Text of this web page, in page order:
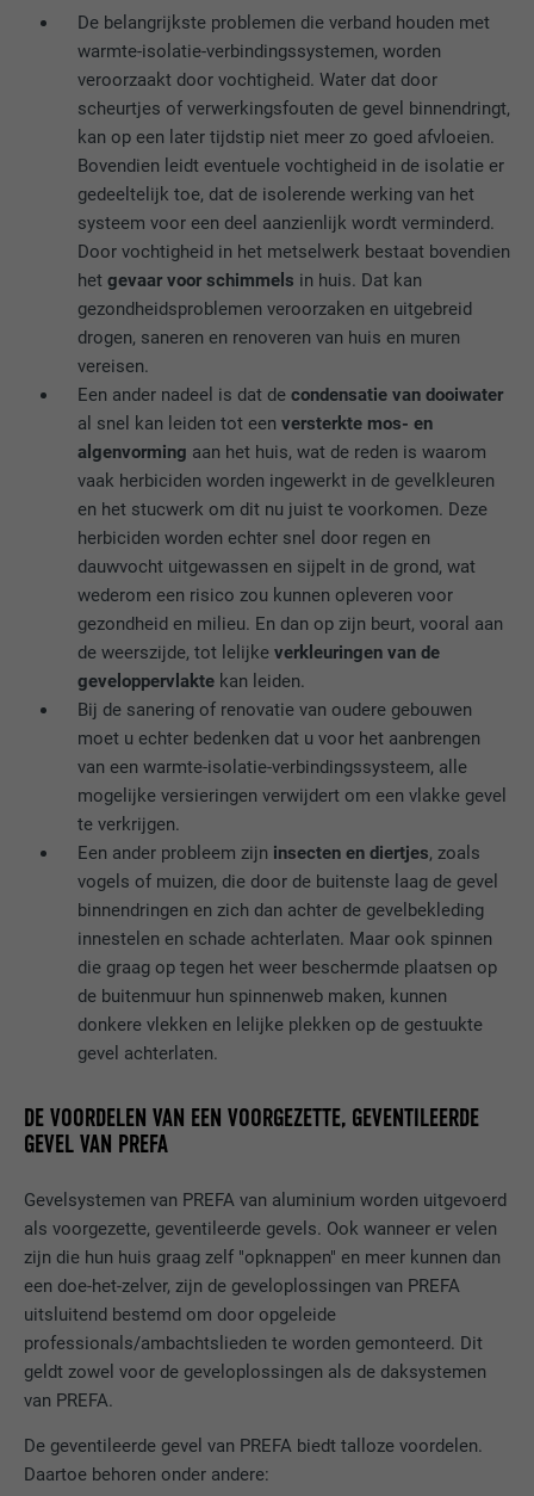
De belangrijkste problemen die verband houden met
warmte-isolatie-verbindingssystemen, worden
veroorzaakt door vochtigheid. Water dat door
scheurtjes of verwerkingsfouten de gevel binnendringt,
kan op een later tijdstip niet meer zo goed afvloeien.
Bovendien leidt eventuele vochtigheid in de isolatie er
gedeeltelijk toe, dat de isolerende werking van het
systeem voor een deel aanzienlijk wordt verminderd.
Door vochtigheid in het metselwerk bestaat bovendien
het gevaar voor schimmels in huis. Dat kan
gezondheidsproblemen veroorzaken en uitgebreid
drogen, saneren en renoveren van huis en muren
vereisen.
Een ander nadeel is dat decondensatie van dooiwater
al snel kan leiden tot een versterkte mos- en
algenvorming aan het huis, wat de reden is waarom
vaak herbiciden worden ingewerkt in de gevelkleuren
en het stucwerk om dit nu juist te voorkomen. Deze
herbiciden worden echter snel door regen en
dauwvocht uitgewassen en sijpelt in de grond, wat
wederom een risico zou kunnen opleveren voor
gezondheid en milieu. En dan op zijn beurt, vooral aan
de weerszijde, tot lelijke verkleuringen van de
geveloppervlaktekan leiden.
Bij de sanering of renovatie van oudere gebouwen
moet u echter bedenken dat u voor het aanbrengen
van een warmte-isolatie-verbindingssysteem, alle
mogelijke versieringen verwijdert om een vlakke gevel
te verkrijgen.
Een ander probleem zijn insecten en diertjes, zoals
vogels of muizen, die door de buitenste laag de gevel
binnendringen en zich dan achter de gevelbekleding
innestelen en schade achterlaten. Maar ook spinnen
die graag op tegen het weer beschermde plaatsen op
de buitenmuur hun spinnenweb maken, kunnen
donkere vlekken en lelijke plekken op de gestuukte
gevel achterlaten.
DE VOORDELEN VAN EEN VOORGEZETTE, GEVENTILEERDE
GEVEL VAN PREFA
Gevelsystemen van PREFA van aluminium worden uitgevoerd
als voorgezette, geventileerde gevels. Ook wanneer er velen
zijn die hun huis graag zelf "opknappen" en meer kunnen dan
een doe-het-zelver, zijn de geveloplossingen van PREFA
uitsluitend bestemd om door opgeleide
professionals/ambachtslieden te worden gemonteerd. Dit
geldt zowel voor de geveloplossingen als de daksystemen
van PREFA.
De geventileerde gevel van PREFA biedt talloze voordelen.
Daartoe behoren onder andere:
VERVALTIJD 1 maand
Cookie die gebruikt wordt om
afzonderlijke clients achter een
gezamenlijk IP-adres te identificeren en
veiligheidsinstellingen op basis van clients
toe te passen.
NAAM U
AANBIEDER Adsymptotic.com
VERVALTIJD
DOEL Browser ID-cookie
li_sugr
VERVALTIJD 3 maanden
DOEL Browser ID-cookie
NAAM GPS
AANBIEDER YouTube
VERVALTIJD 1 dag
DOEL
Registreert een eenduidige ID op mobiele
apparaten, om tracking op basis van de
maken.
NAAM VISITOR_INFO1_LIVE
AANBIEDER YouTube
DOEL YouTube-bandbreedtemeting
NAAM YSC
AANBIEDER
VERVALTIJD
Wordt door YouTube (Google) gebruikt om